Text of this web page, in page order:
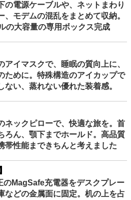
の電源ケーブルや、ネットまわり
、モデムの混乱をまとめて収納。
の大容量の専用ボックス完成
アイマスクで、睡眠の質向上に、
ために。特殊構造のアイカップで
ない、蒸れない優れた装着感。
ネックピローで、快適な旅を。首
ろん、顎下までホールド。高品質
帯性能まできちんと考えました
のMagSafe充電器をデスクプレー
などの金属面に固定。机の上を占